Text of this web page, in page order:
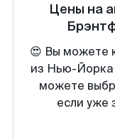
Цены на
😍 Вы можете
из Нью-Йорка
можете
если уже